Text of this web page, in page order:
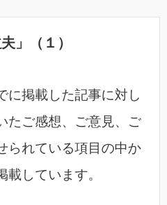
」（１）
に掲載した記事に対し
たご感想、ご意見、ご
られている項目の中か
載しています。